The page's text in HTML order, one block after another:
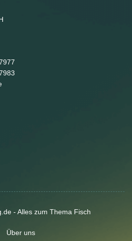
- Alles zum Thema Fisch
Über uns